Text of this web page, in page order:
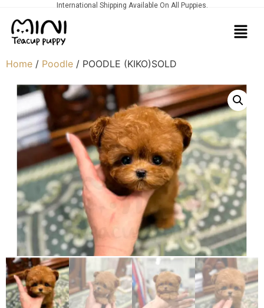
International Shipping Available On All Puppies.
Home / Poodle / POODLE (KIKO)SOLD